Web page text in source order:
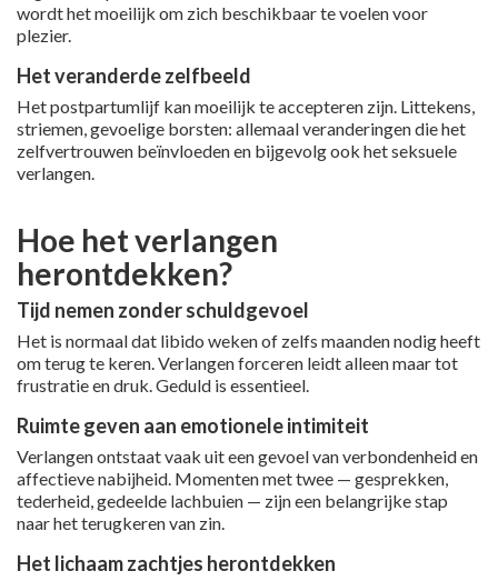
wordt het moeilijk om zich beschikbaar te voelen voor
plezier.
Het veranderde zelfbeeld
Het postpartumlijf kan moeilijk te accepteren zijn. Littekens,
striemen, gevoelige borsten: allemaal veranderingen die het
zelfvertrouwen beïnvloeden en bijgevolg ook het seksuele
verlangen.
Hoe het verlangen
herontdekken?
Tijd nemen zonder schuldgevoel
Het is normaal dat libido weken of zelfs maanden nodig heeft
om terug te keren. Verlangen forceren leidt alleen maar tot
frustratie en druk. Geduld is essentieel.
Ruimte geven aan emotionele intimiteit
Verlangen ontstaat vaak uit een gevoel van verbondenheid en
affectieve nabijheid. Momenten met twee — gesprekken,
tederheid, gedeelde lachbuien — zijn een belangrijke stap
naar het terugkeren van zin.
Het lichaam zachtjes herontdekken